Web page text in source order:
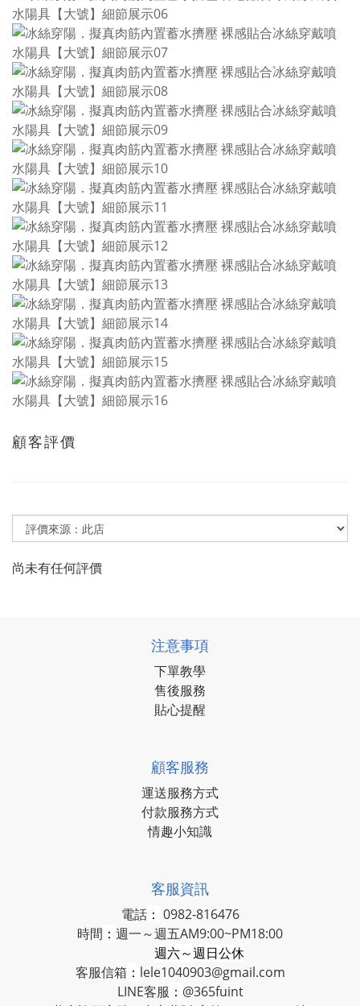
顧客評價
尚未有任何評價
注意事項
下單教學
售後服務
貼心提醒
顧客服務
運送服務方式
付款服務方式
情趣小知識
客服資訊
電話： 0982-816476
時間 ： 週一～週五AM9:00~PM18:00
週六～週日公休
客服信箱 ： lele1040903@gmail.com
LINE客服 ： @365fuint